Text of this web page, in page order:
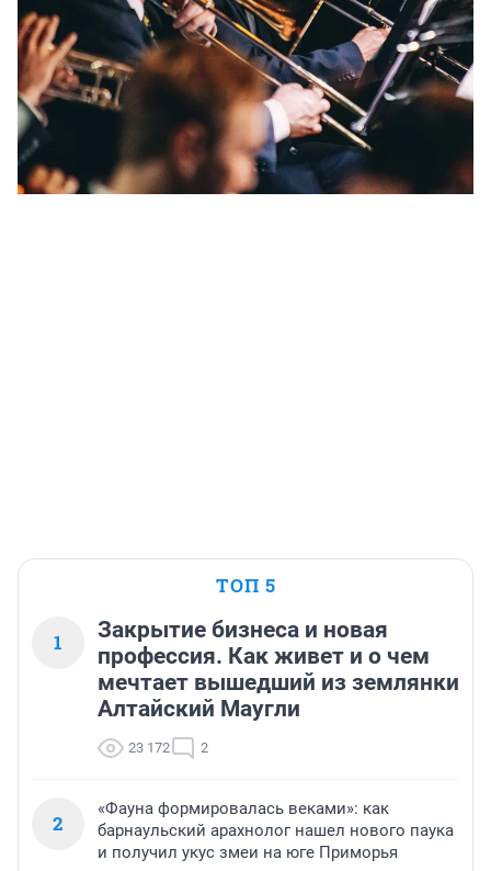
ТОП 5
1
Закрытие бизнеса и новая
профессия. Как живет и о чем
мечтает вышедший из землянки
Алтайский Маугли
23 172 2
2
«Фауна формировалась веками»: как
барнаульский арахнолог нашел нового паука
и получил укус змеи на юге Приморья